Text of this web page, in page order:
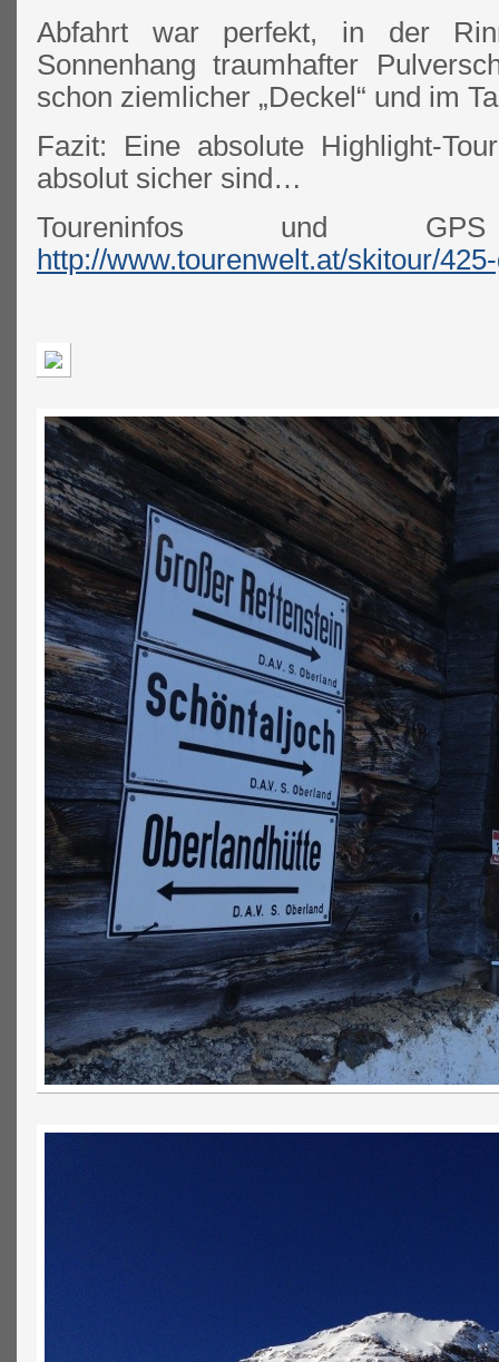
Abfahrt war perfekt, in der
Sonnenhang traumhafter
schon ziemlicher „Deckel“ und im
Fazit: Eine absolute Highlight-
absolut sicher sind…
Toureninfos und
http://www.tourenwelt.at/skitour/